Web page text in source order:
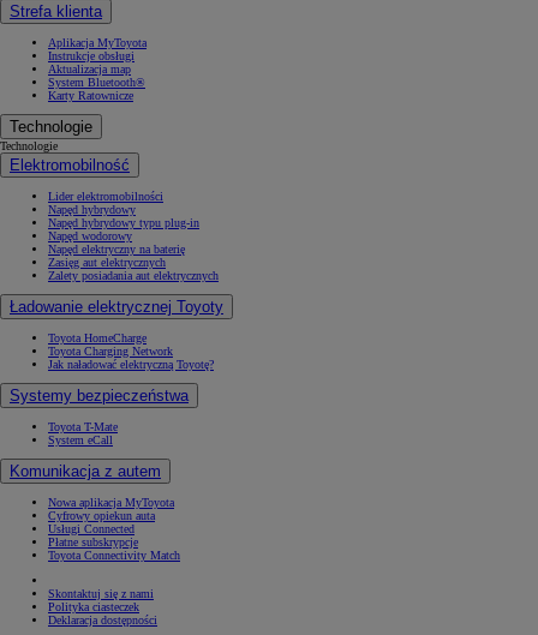
Strefa klienta
Aplikacja MyToyota
Instrukcje obsługi
Aktualizacja map
System Bluetooth®
Karty Ratownicze
Technologie
Technologie
Elektromobilność
Lider elektromobilności
Napęd hybrydowy
Napęd hybrydowy typu plug-in
Napęd wodorowy
Napęd elektryczny na baterię
Zasięg aut elektrycznych
Zalety posiadania aut elektrycznych
Ładowanie elektrycznej Toyoty
Toyota HomeCharge
Toyota Charging Network
Jak naładować elektryczną Toyotę?
Systemy bezpieczeństwa
Toyota T-Mate
System eCall
Komunikacja z autem
Nowa aplikacja MyToyota
Cyfrowy opiekun auta
Usługi Connected
Płatne subskrypcje
Toyota Connectivity Match
Skontaktuj się z nami
Polityka ciasteczek
Deklaracja dostępności